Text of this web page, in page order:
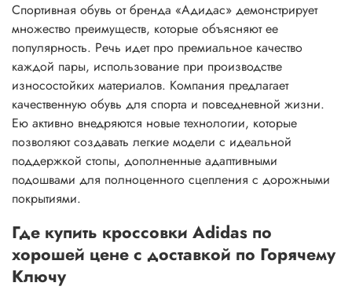
Спортивная обувь от бренда «Адидас» демонстрирует
множество преимуществ, которые объясняют ее
популярность. Речь идет про премиальное качество
каждой пары, использование при производстве
износостойких материалов. Компания предлагает
качественную обувь для спорта и повседневной жизни.
Ею активно внедряются новые технологии, которые
позволяют создавать легкие модели с идеальной
поддержкой стопы, дополненные адаптивными
подошвами для полноценного сцепления с дорожными
покрытиями.
Где купить кроссовки Adidas по
хорошей цене с доставкой по Горячему
Ключу